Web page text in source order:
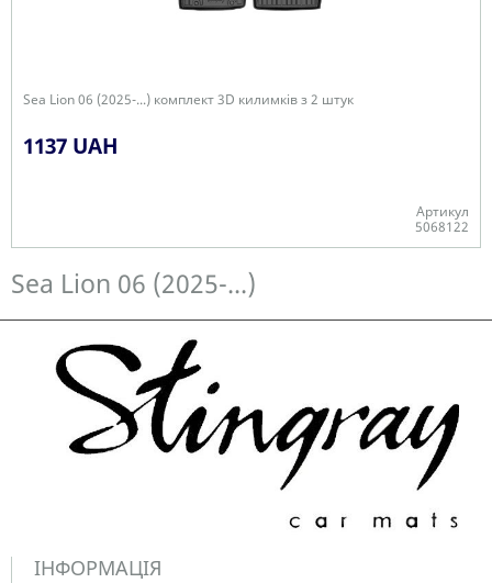
Sea Lion 06 (2025-...) комплект 3D килимків з 2 штук
1137 UAH
Артикул
5068122
Sea Lion 06 (2025-...)
ІНФОРМАЦІЯ